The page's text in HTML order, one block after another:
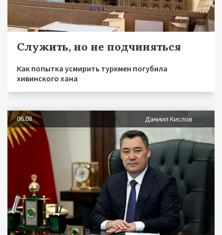
Служить, но не подчиняться
Как попытка усмирить туркмен погубила
хивинского хана
06.08 Даниил Кислов